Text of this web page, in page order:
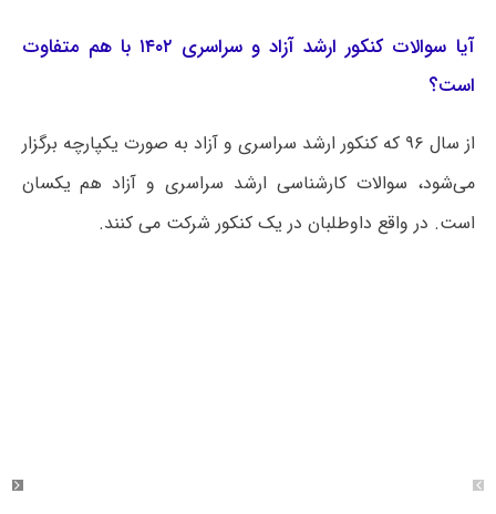
آیا سوالات کنکور ارشد آزاد و سراسری ۱۴۰۲ با هم متفاوت
است؟
از سال ۹۶ که کنکور ارشد سراسری و آزاد به صورت یکپارچه برگزار
می‌شود، سوالات کارشناسی ارشد سراسری و آزاد هم یکسان
است. در واقع داوطلبان در یک کنکور شرکت می کنند.